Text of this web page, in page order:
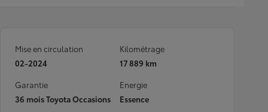
Mise en circulation
02-2024
Kilométrage
17 889 km
Garantie
36 mois Toyota Occasions
Energie
Essence